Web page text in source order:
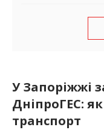
У Запоріжжі
ДніпроГЕС:
транспорт